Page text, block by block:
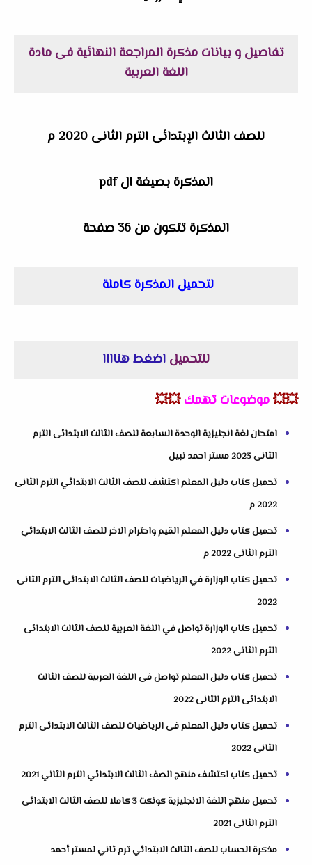
تفاصيل و بيانات مذكرة المراجعة النهائية فى مادة
اللغة العربية
للصف الثالث الإبتدائى الترم الثانى 2020 م
المذكرة بصيغة ال pdf
المذكرة تتكون من 36 صفحة
لتحميل المذكرة كاملة
للتحميل اضغط هناااا
💥💥موضوعات تهمك 💥💥
امتحان لغة انجليزية الوحدة السابعة للصف الثالث الابتدائى الترم
الثانى 2023 مستر احمد نبيل
تحميل كتاب دليل المعلم اكتشف للصف الثالث الابتدائي الترم الثانى
2022 م
تحميل كتاب دليل المعلم القيم واحترام الاخر للصف الثالث الابتدائي
الترم الثانى 2022 م
تحميل كتاب الوزارة في الرياضيات للصف الثالث الابتدائى الترم الثانى
2022
تحميل كتاب الوزارة تواصل في اللغة العربية للصف الثالث الابتدائى
الترم الثانى 2022
تحميل كتاب دليل المعلم تواصل فى اللغة العربية للصف الثالث
الابتدائى الترم الثانى 2022
تحميل كتاب دليل المعلم فى الرياضيات للصف الثالث الابتدائى الترم
الثانى 2022
تحميل كتاب اكتشف منهج الصف الثالث الابتدائي الترم الثاني 2021
تحميل منهج اللغة الانجليزية كونكت 3 كاملا للصف الثالث الابتدائى
الترم الثانى 2021
مذكرة الحساب للصف الثالث الابتدائي ترم ثاني لمستر أحمد